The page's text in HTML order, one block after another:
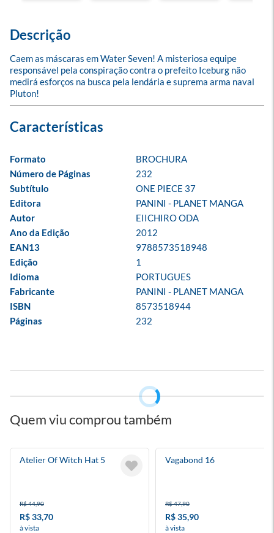
Descrição
Caem as máscaras em Water Seven! A misteriosa equipe
responsável pela conspiração contra o prefeito Iceburg não
medirá esforços na busca pela lendária e suprema arma naval
Pluton!
Formato
BROCHURA
Número de Páginas
232
Subtítulo
ONE PIECE 37
Editora
PANINI - PLANET MANGA
Autor
EIICHIRO ODA
Ano da Edição
2012
EAN13
9788573518948
Edição
1
Idioma
PORTUGUES
Fabricante
PANINI - PLANET MANGA
ISBN
8573518944
Páginas
232
Quem viu comprou também
Atelier Of Witch Hat 5
R$ 44,90
R$ 33,70
à vista
Vagabond 16
R$ 47,90
R$ 35,90
à vista